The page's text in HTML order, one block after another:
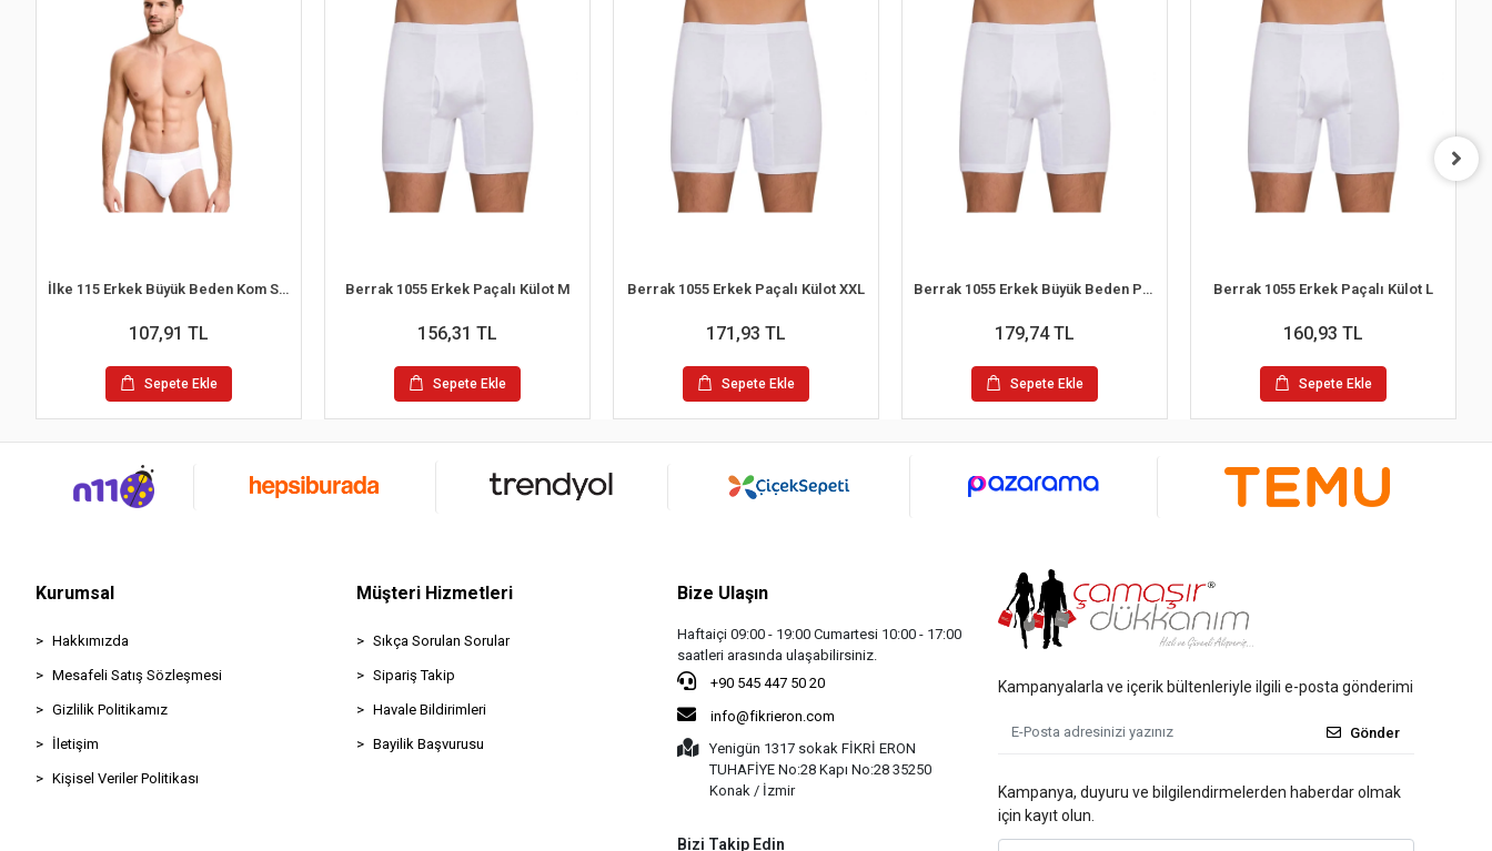
İlke 115 Erkek Büyük Beden Kom Slip Külot 2XL
107,91 TL
Sepete Ekle
Berrak 1055 Erkek Paçalı Külot M
156,31 TL
Sepete Ekle
Berrak 1055 Erkek Paçalı Külot XXL
171,93 TL
Sepete Ekle
Berrak 1055 Erkek Büyük Beden Paçalı Külot 3XL
179,74 TL
Sepete Ekle
Berrak 1055 Erkek Paçalı Külot L
160,93 TL
Sepete Ekle
Kurumsal
Hakkımızda
Mesafeli Satış Sözleşmesi
Gizlilik Politikamız
İletişim
Kişisel Veriler Politikası
Müşteri Hizmetleri
Sıkça Sorulan Sorular
Sipariş Takip
Havale Bildirimleri
Bayilik Başvurusu
Bize Ulaşın
Haftaiçi 09:00 - 19:00 Cumartesi 10:00 - 17:00
saatleri arasında ulaşabilirsiniz.
+90 545 447 50 20
info@fikrieron.com
Yenigün 1317 sokak FİKRİ ERON
TUHAFİYE No:28 Kapı No:28 35250
Konak / İzmir
Bizi Takip Edin
Kampanyalarla ve içerik bültenleriyle ilgili e-posta gönderimi
Gönder
Kampanya, duyuru ve bilgilendirmelerden haberdar olmak
için kayıt olun.